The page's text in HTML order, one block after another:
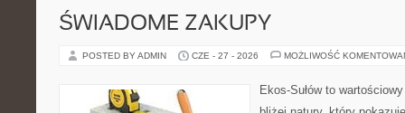
ŚWIADOME ZAKUPY
POSTED BY ADMIN CZE - 27 - 2026 MOŻLIWOŚĆ
Ekos-Sułów to